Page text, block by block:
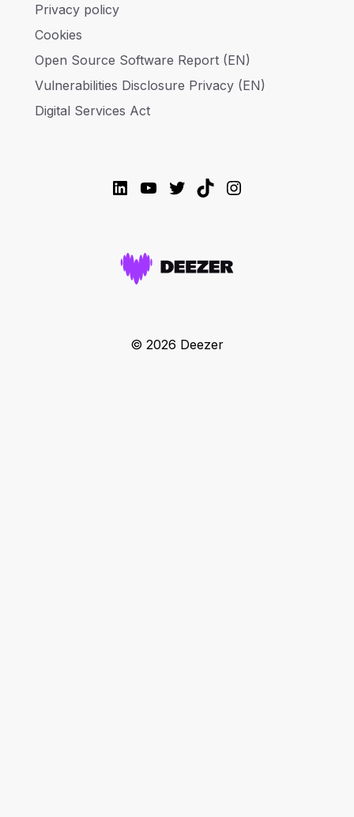
Privacy policy
Cookies
Open Source Software Report (EN)
Vulnerabilities Disclosure Privacy (EN)
Digital Services Act
LinkedIn
YouTube
Twitter
TikTokInstagram
© 2026 Deezer